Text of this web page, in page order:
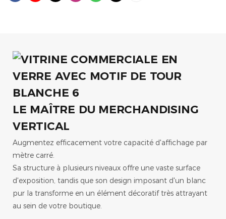
LE MAÎTRE DU MERCHANDISING
VERTICAL
Augmentez efficacement votre capacité d'affichage par
mètre carré.
Sa structure à plusieurs niveaux offre une vaste surface
d'exposition, tandis que son design imposant d'un blanc
pur la transforme en un élément décoratif très attrayant
au sein de votre boutique.